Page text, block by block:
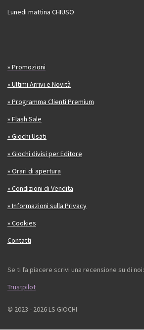
Lunedi mattina CHIUSO
» Promozioni
» Ultimi Arrivi e Novità
» Programma Clienti Premium
» Flash Sale
» Giochi Usati
» Giochi divisi per Editore
» Orari di apertura
» Condizioni di Vendita
» Informazioni sulla Privacy
» Cookies
Contatti
Se ti fa piacere scrivi una recensione su di noi:
Trustpilot
© 2023 - 2026 LS GIOCHI